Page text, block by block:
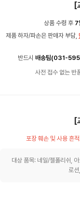
[
상품 수령 후 7
제품 하자/파손은 판매자 부담,
반드시 배송팀(031-
사전 접수 없는 반
[
포장 훼손 및 사용 흔
대상 품목: 네일/젤폴리쉬,
로